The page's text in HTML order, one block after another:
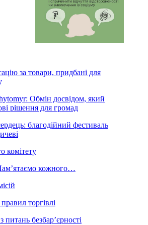
за товари, придбані для
Обмін досвідом, який
рішення для громад
благодійний фестиваль
комітету
кожного…
торгівлі
безбар’єрності